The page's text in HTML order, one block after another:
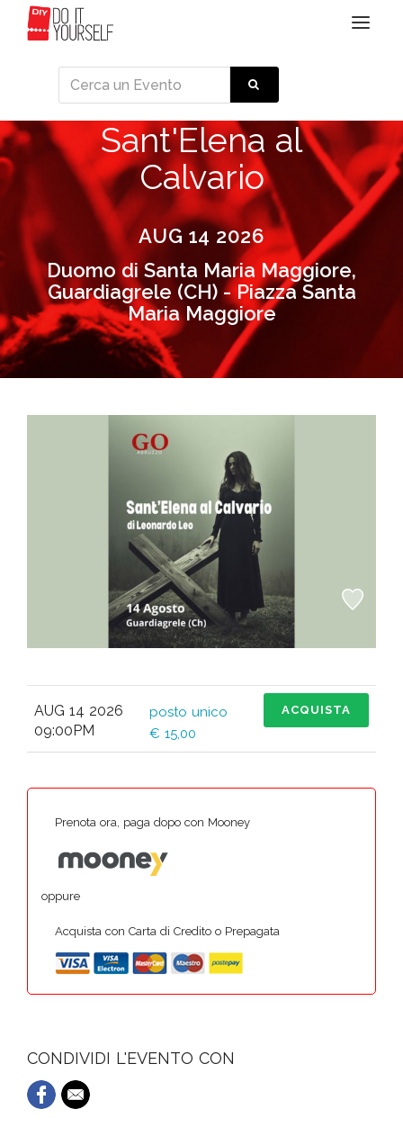
Toggle
Sant'Elena al
Calvario
AUG 14 2026
Duomo di Santa Maria Maggiore,
Guardiagrele (CH) - Piazza Santa
Maria Maggiore
AUG 14 2026
09:00PM
posto unico
€ 15,00
ACQUISTA
Prenota ora, paga dopo con Mooney
oppure
Acquista con Carta di Credito o Prepagata
CONDIVIDI L'EVENTO CON